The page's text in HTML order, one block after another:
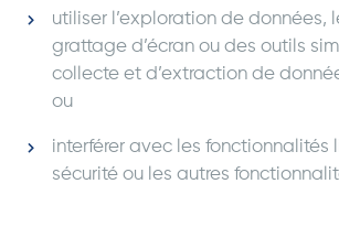
utiliser l’exploration de données,
grattage d’écran ou des outils
collecte et d’extraction de
ou
interférer avec les fonctionnalités
sécurité ou les autres